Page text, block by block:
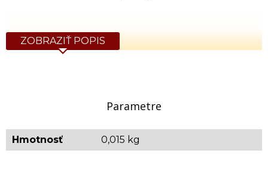
ZOBRAZIŤ POPIS
Parametre
Hmotnosť 0,015 kg